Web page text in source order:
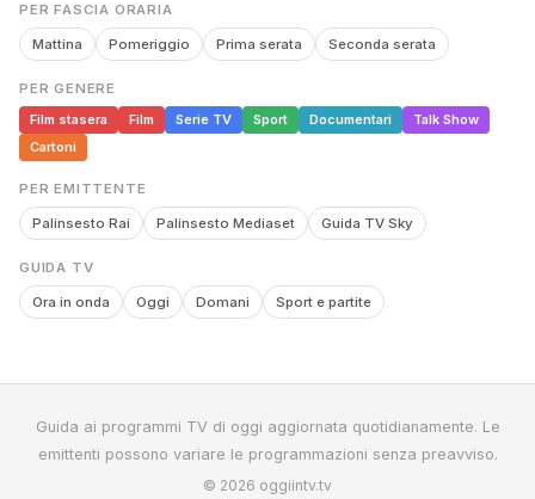
PER FASCIA ORARIA
Mattina Pomeriggio Prima serata Seconda serata
PER GENERE
Film stasera
Film Serie TV Sport Documentari
Talk Show
Cartoni
PER EMITTENTE
Palinsesto Rai Palinsesto Mediaset Guida TV Sky
GUIDA TV
Ora in onda Oggi Domani Sport e partite
Guida ai programmi TV di oggi aggiornata quotidianamente. Le
emittenti possono variare le programmazioni senza preavviso.
© 2026 oggiintv.tv